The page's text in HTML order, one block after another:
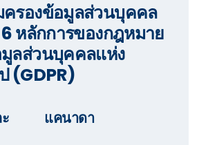
รองข้อมูลส่วนบุคคล
หลักการของกฎหมาย
ลส่วนบุคคลแห่ง
(GDPR)
แคนาดา